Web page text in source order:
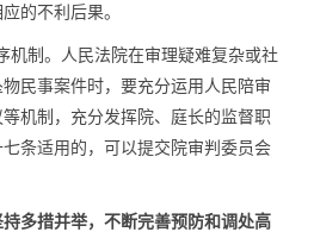
的不利后果。
机制。人民法院在审理疑难复杂或社
民事案件时，要充分运用人民陪审
机制，充分发挥院、庭长的监督职
条适用的，可以提交院审判委员会
多措并举，不断完善预防和调处高